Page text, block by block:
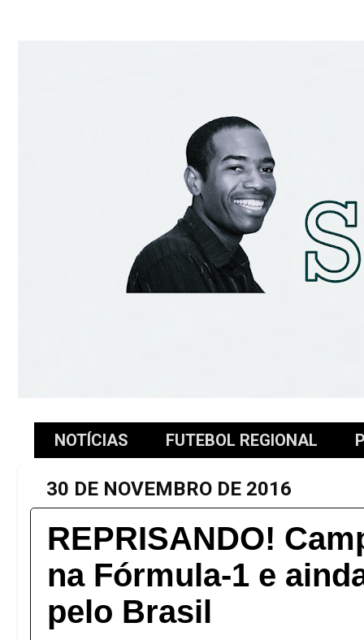
NOTÍCIAS FUTEBOL REGIONAL
30 DE NOVEMBRO DE 2016
REPRISANDO!
na Fórmula-1 e
pelo Brasil